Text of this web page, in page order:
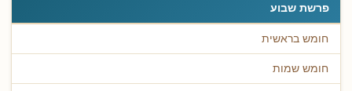
פרשת שבוע
חומש בראשית
חומש שמות